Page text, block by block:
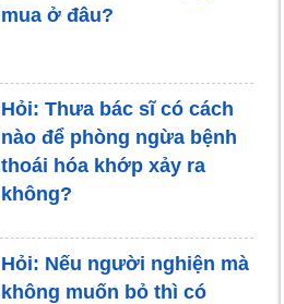
mua ở đâu?
Hỏi: Thưa bác sĩ có cách
nào để phòng ngừa bệnh
thoái hóa khớp xảy ra
không?
Hỏi: Nếu người nghiện mà
không muốn bỏ thì có